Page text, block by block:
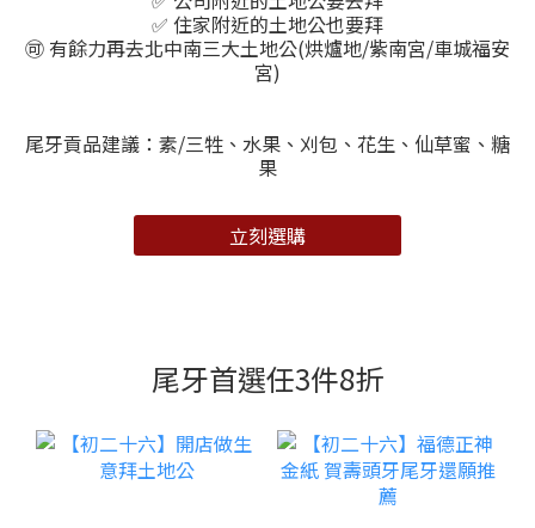
✅ 住家附近的土地公也要拜
🉑 有餘力再去北中南三大土地公(烘爐地/紫南宮/車城福安
宮)
尾牙貢品建議：素/三牲、水果、刈包、花生、仙草蜜、糖
果
立刻選購
尾牙首選任3件8折